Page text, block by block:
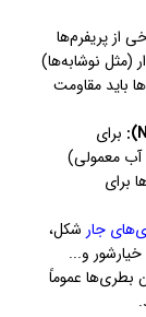
از پریفرم‌ها
(مثل نوشابه‌ها)
باید مقاومت
برای
آب معمولی)
برای
جار شکل،
و...
بطری‌ها عموماً